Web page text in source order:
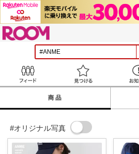
見つける
商品
#オリジナル写真